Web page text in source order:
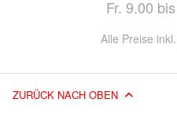
Fr. 9.00
Alle Preise
ZURÜCK NACH OBEN